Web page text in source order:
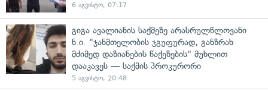
6 აგვისტო, 07:17
გიგა ავალიანის საქმეზე არასრულწლოვანი
ნ.ი. "ჯანმთელობის ჯგუფურად, განზრახ
მძიმედ დაზიანების წაქეზების" მუხლით
დააკავეს — საქმის პროკურორი
5 აგვისტო, 20:48